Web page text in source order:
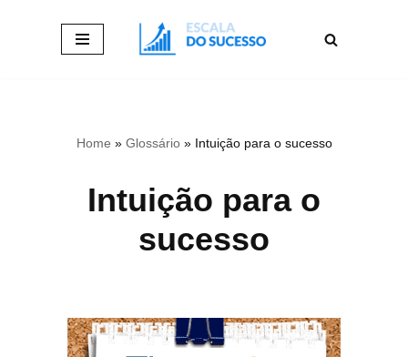
Home » Glossário» Intuição para o sucesso
Intuição para o
sucesso